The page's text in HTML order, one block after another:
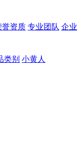
誉资质 专业团队 企业
类别 小黄人